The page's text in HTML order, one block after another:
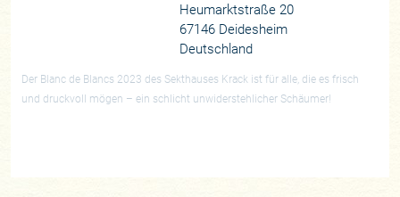
Heumarktstraße 20
67146 Deidesheim
Deutschland
Der Blanc de Blancs 2023 des Sekthauses Krack ist für alle, die es frisch
und druckvoll mögen – ein schlicht unwiderstehlicher Schäumer!